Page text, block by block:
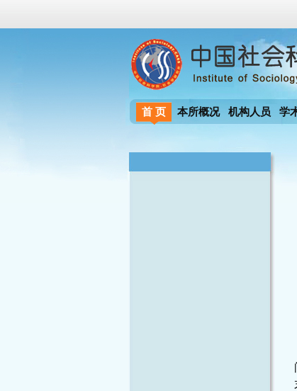
首 页 本所概况 机构人员 学